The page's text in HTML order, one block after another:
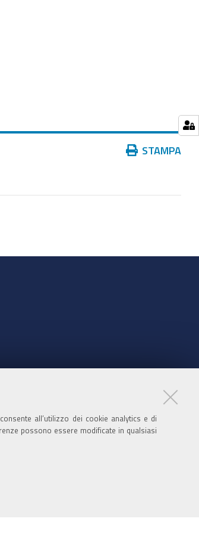
all’utilizzo dei cookie analytics e di
possono essere modificate in qualsiasi
Azioni STAMPA